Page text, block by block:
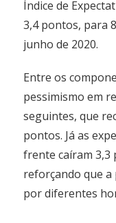
Índice de
3,4 pontos, para
junho de 2020.
Entre os
pessimismo em
seguintes, que
pontos. Já as
frente caíram 3,3
reforçando que a
por diferentes